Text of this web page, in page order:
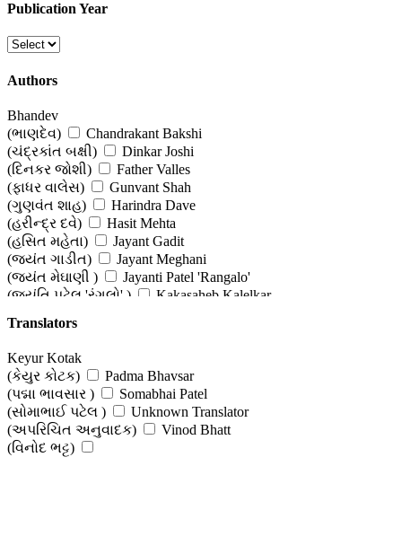
Publication Year
Authors
Bhandev
(ભાણદેવ)
Chandrakant Bakshi
(ચંદ્રકાંત બક્ષી)
Dinkar Joshi
(દિનકર જોશી)
Father Valles
(ફાધર વાલેસ)
Gunvant Shah
(ગુણવંત શાહ)
Harindra Dave
(હરીન્દ્ર દવે)
Hasit Mehta
(હસિત મહેતા)
Jayant Gadit
(જયંત ગાડીત)
Jayant Meghani
(જયંત મેઘાણી )
Jayanti Patel 'Rangalo'
(જયંતિ પટેલ 'રંગલો' )
Kakasaheb Kalelkar
(કિન્નર આચાર્ય )
(લલ્લુભાઈ મકનજી )
(લુઈ ફિશર )
Mahendra Meghani (Editor)
(મહેન્દ્ર મેઘાણી (સંપાદક))
Manibhai Shivabhai Patel (Dr)
(મણિભાઈ શીવાભાઈ પટેલ (ડો))
Manubahen Gandhi
(મનુબહેન ગાંધી )
Osho
(ઓશો)
Pankaj S Joshi
Translators
Keyur Kotak
(કેયુર કોટક)
Padma Bhavsar
(પદ્મા ભાવસાર )
Somabhai Patel
(સોમાભાઈ પટેલ )
Unknown Translator
(અપરિચિત અનુવાદક)
Vinod Bhatt
(વિનોદ ભટ્ટ)